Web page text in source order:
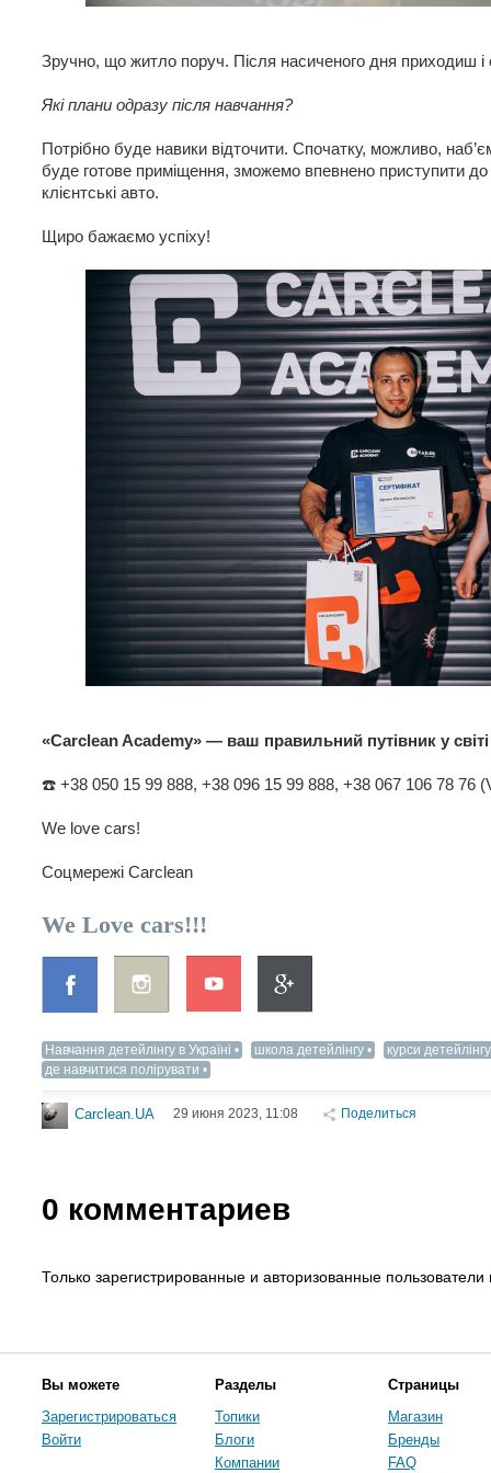
Зручно, що житло поруч. Після насиченого дня приходиш і
Які плани одразу після навчання?
Потрібно буде навики відточити. Спочатку, можливо,
буде готове приміщення, зможемо впевнено приступити до
клієнтські авто.
Щиро бажаємо успіху!
«Carclean Academy» — ваш правильний путівник у світі
☎️ +38 050 15 99 888, +38 096 15 99 888, +38 067 106 78 76
We love cars!
Соцмережі Carclean
We Love cars!!!
Навчання детейлінгу в Україні школа детейлінгу
курси детейлінгу
де навчитися полірувати
Carclean.UA 29 июня 2023, 11:08 Поделиться
0 комментариев
Только зарегистрированные и авторизованные
Вы можете
Зарегистрироваться
Войти
Разделы
Топики
Блоги
Компании
Страницы
Магазин
Бренды
FAQ